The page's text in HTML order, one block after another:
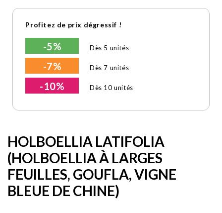
Profitez de prix dégressif !
-5% Dès 5 unités
-7% Dès 7 unités
-10% Dès 10 unités
HOLBOELLIA LATIFOLIA
(HOLBOELLIA À LARGES
FEUILLES, GOUFLA, VIGNE
BLEUE DE CHINE)